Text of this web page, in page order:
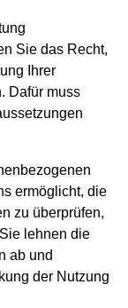
Sie das Recht,
Ihrer
Dafür muss
ermöglicht, die
zu überprüfen,
lehnen die
ab und
der Nutzung